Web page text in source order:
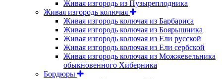
Живая изгородь из Пузыреплодника
Живая изгородь колючая
Живая изгородь колючая из Барбариса
Живая изгородь колючая из Боярышника
Живая изгородь колючая из Ели русской
Живая изгородь колючая из Ели сербской
Живая изгородь колючая из Можжевельника
обыкновенного Хиберника
Бордюры